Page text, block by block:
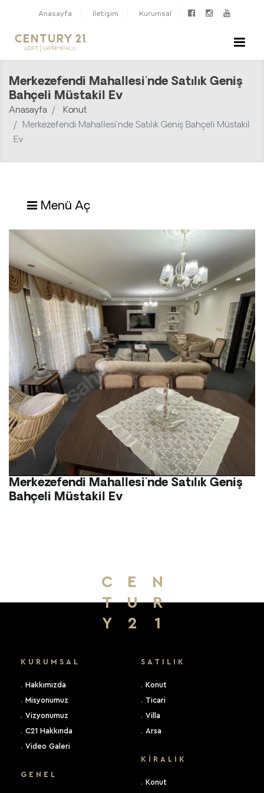
Anasayfa İletişim Kurumsal
Merkezefendi Mahallesi'nde Satılık Geniş
Bahçeli Müstakil Ev
Anasayfa
Konut
Merkezefendi Mahallesi'nde Satılık Geniş Bahçeli Müstakil
Ev
Menü Aç
Merkezefendi Mahallesi'nde Satılık Geniş
Bahçeli Müstakil Ev
C E
N
T
U
R
Y
2 1
KURUMSAL
. Hakkımızda
. Misyonumuz
. Vizyonumuz
. C21 Hakkında
. Video Galeri
GENEL
SATILIK
. Konut
. Ticari
. Villa
. Arsa
KIRALIK
. Konut